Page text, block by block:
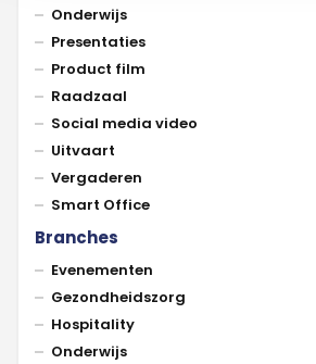
Onderwijs
Presentaties
Product film
Raadzaal
Social media video
Uitvaart
Vergaderen
Smart Office
Branches
Evenementen
Gezondheidszorg
Hospitality
Onderwijs